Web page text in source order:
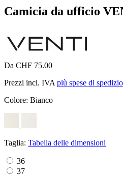
Camicia da ufficio
Da CHF 75.00
Prezzi incl. IVA più spese di
Colore: Bianco
Taglia: Tabella delle dimensioni
36
37